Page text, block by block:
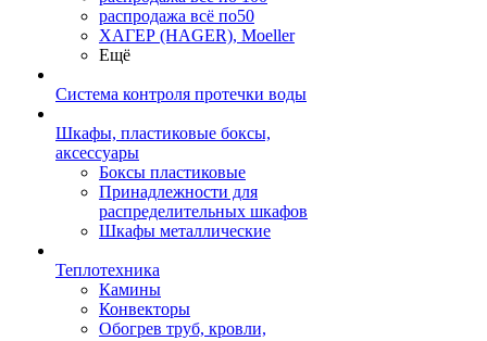
распродажа всё по50
ХАГЕР (HAGER), Moeller
Ещё
Система контроля протечки воды
Шкафы, пластиковые боксы,
аксессуары
Боксы пластиковые
Принадлежности для
распределительных шкафов
Шкафы металлические
Теплотехника
Камины
Конвекторы
Обогрев труб, кровли,